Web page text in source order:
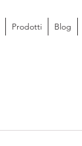
Prodotti Blog